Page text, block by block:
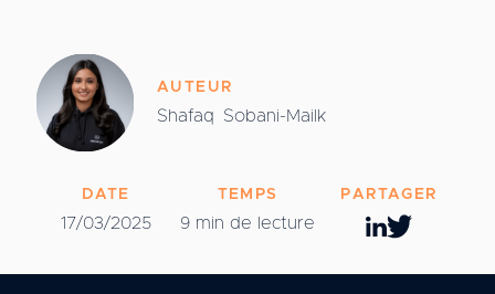
AUTEUR
Shafaq Sobani-Mailk
DATE
17/03/2025
TEMPS
9 min de lecture
PARTAGER